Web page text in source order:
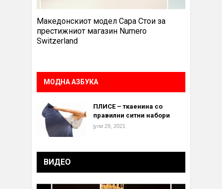
Македонскиот модел Сара Стои за
престижниот магазин Numero
Switzerland
МОДНА АЗБУКА
ПЛИСЕ – ткаенина со
правилни ситни набори
јули 29, 2021
ВИДЕО